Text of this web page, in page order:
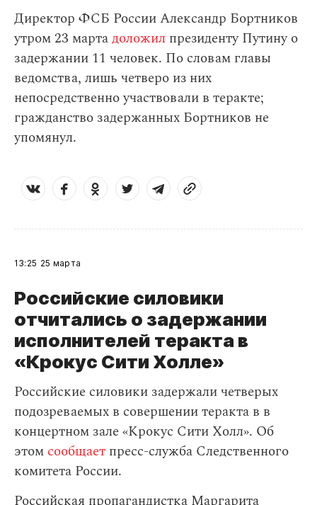
Директор ФСБ России Александр Бортников
утром 23 мартадоложил президенту Путину о
задержании 11 человек. По словам главы
ведомства, лишь четверо из них
непосредственно участвовали в теракте;
гражданство задержанных Бортников не
упомянул.
13:25 25 марта
Российские силовики
отчитались о задержании
исполнителей теракта в
«Крокус Сити Холле»
Российские силовики задержали четверых
подозреваемых в совершении теракта в в
концертном зале «Крокус Сити Холл». Об
этом сообщает пресс-служба Следственного
комитета России.